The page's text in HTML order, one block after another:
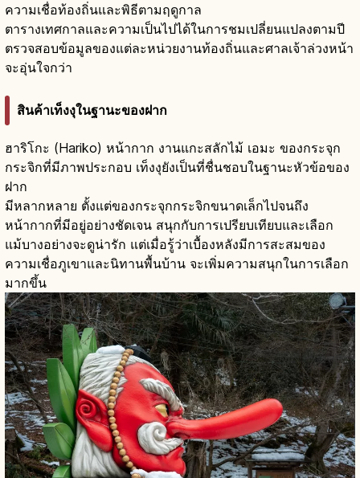
ความเชื่อท้องถิ่นและพิธีตามฤดูกาล
ตารางเทศกาลและความเป็นไปได้ในการชมเปลี่ยนแปลงตามปี
ตรวจสอบข้อมูลของแต่ละหน่วยงานท้องถิ่นและศาลเจ้าล่วงหน้า
จะอุ่นใจกว่า
สินค้าเท็งงุในฐานะของฝาก
ฮาริโกะ (Hariko) หน้ากาก งานแกะสลักไม้ เอมะ ของกระจุก
กระจิกที่มีภาพประกอบ เท็งงุยังเป็นที่ชื่นชอบในฐานะหัวข้อของ
ฝาก
มีหลากหลาย ตั้งแต่ของกระจุกกระจิกขนาดเล็กไปจนถึง
หน้ากากที่มีอยู่อย่างชัดเจน สนุกกับการเปรียบเทียบและเลือก
แม้บางอย่างจะดูน่ารัก แต่เมื่อรู้ว่าเบื้องหลังมีการสะสมของ
ความเชื่อภูเขาและนิทานพื้นบ้าน จะเพิ่มความสนุกในการเลือก
มากขึ้น